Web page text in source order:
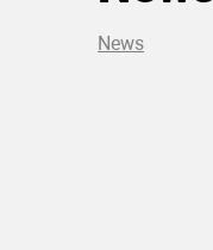
News